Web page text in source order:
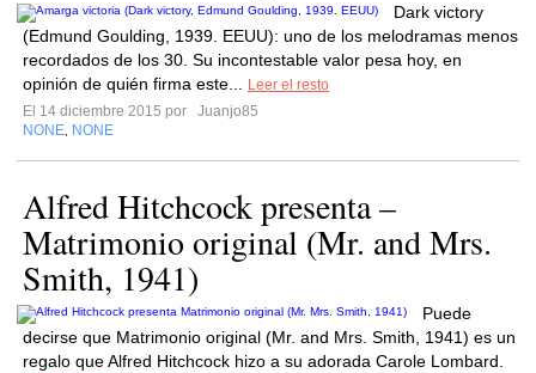
Dark victory
(Edmund Goulding, 1939. EEUU): uno de los melodramas menos
recordados de los 30. Su incontestable valor pesa hoy, en
opinión de quién firma este...
Leer el resto
El 14 diciembre 2015 por
Juanjo85
NONE NONE
Alfred Hitchcock presenta –
Matrimonio original (Mr. and Mrs.
Smith, 1941)
Puede
decirse que Matrimonio original (Mr. and Mrs. Smith, 1941) es un
regalo que Alfred Hitchcock hizo a su adorada Carole Lombard.